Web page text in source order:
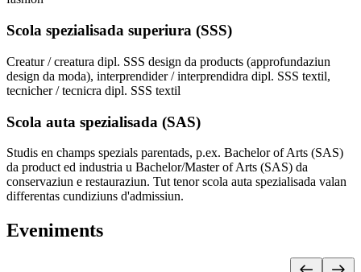
Scola spezialisada superiura (SSS)
Creatur / creatura dipl. SSS design da products (approfundaziun
design da moda), interprendider / interprendidra dipl. SSS textil,
tecnicher / tecnicra dipl. SSS textil
Scola auta spezialisada (SAS)
Studis en champs spezials parentads, p.ex. Bachelor of Arts (SAS)
da product ed industria u Bachelor/Master of Arts (SAS) da
conservaziun e restauraziun. Tut tenor scola auta spezialisada valan
differentas cundiziuns d'admissiun.
Eveniments